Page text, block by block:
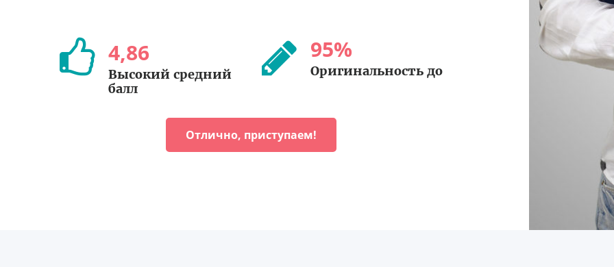
4,86
Высокий средний
балл
95%
Оригинальность до
Отлично, приступаем!